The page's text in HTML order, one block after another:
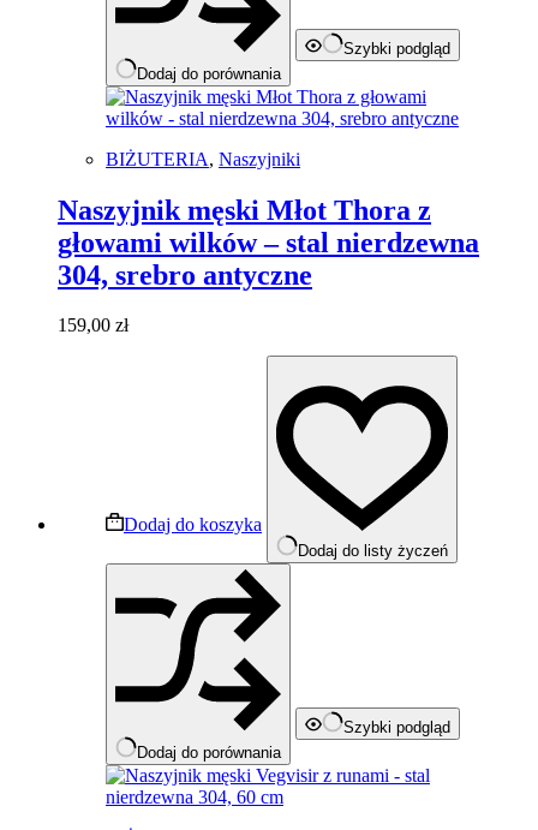
Dodaj do porównania
Szybki podgląd
BIŻUTERIA, Naszyjniki
Naszyjnik męski Młot Thora z
głowami wilków – stal nierdzewna
304, srebro antyczne
159,00 zł
Dodaj do koszyka
Dodaj do listy życzeń
Dodaj do porównania
Szybki podgląd